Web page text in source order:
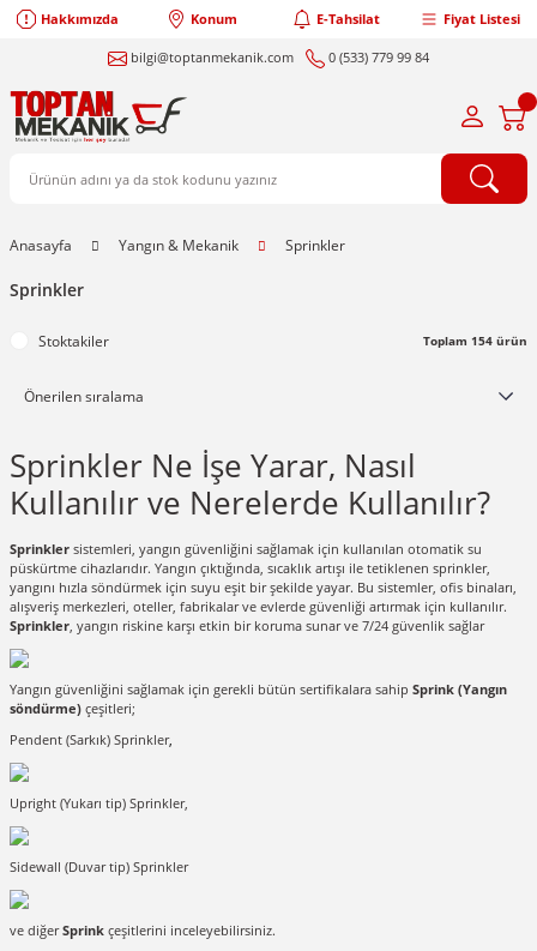
Hakkımızda Konum E-Tahsilat Fiyat Listesi
bilgi@toptanmekanik.com 0 (533) 779 99 84
Anasayfa Yangın & Mekanik Sprinkler
Sprinkler
Stoktakiler Toplam 154 ürün
Sprinkler Ne İşe Yarar, Nasıl
Kullanılır ve Nerelerde Kullanılır?
Sprinkler sistemleri, yangın güvenliğini sağlamak için kullanılan otomatik su
püskürtme cihazlarıdır. Yangın çıktığında, sıcaklık artışı ile tetiklenen sprinkler,
yangını hızla söndürmek için suyu eşit bir şekilde yayar. Bu sistemler, ofis binaları,
alışveriş merkezleri, oteller, fabrikalar ve evlerde güvenliği artırmak için kullanılır.
Sprinkler, yangın riskine karşı etkin bir koruma sunar ve 7/24 güvenlik sağlar
Yangın güvenliğini sağlamak için gerekli bütün sertifikalara sahip Sprink (Yangın
söndürme) çeşitleri;
Pendent (Sarkık) Sprinkler,
Upright (Yukarı tip) Sprinkler,
Sidewall (Duvar tip) Sprinkler
ve diğerSprink çeşitlerini inceleyebilirsiniz.